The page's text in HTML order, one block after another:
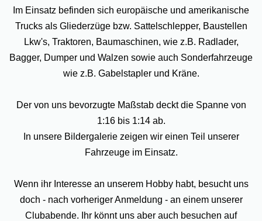
Im Einsatz befinden sich europäische und amerikanische
Trucks als Gliederzüge bzw. Sattelschlepper, Baustellen
Lkw's, Traktoren, Baumaschinen, wie z.B. Radlader,
Bagger, Dumper und Walzen sowie auch Sonderfahrzeuge
wie z.B. Gabelstapler und Kräne.
Der von uns bevorzugte Maßstab deckt die Spanne von
1:16 bis 1:14 ab.
In unsere Bildergalerie zeigen wir einen Teil unserer
Fahrzeuge im Einsatz.
Wenn ihr Interesse an unserem Hobby habt, besucht uns
doch - nach vorheriger Anmeldung - an einem unserer
Clubabende. Ihr könnt uns aber auch besuchen auf